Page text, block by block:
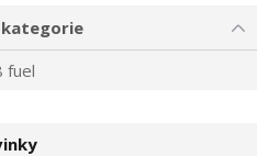
fuel